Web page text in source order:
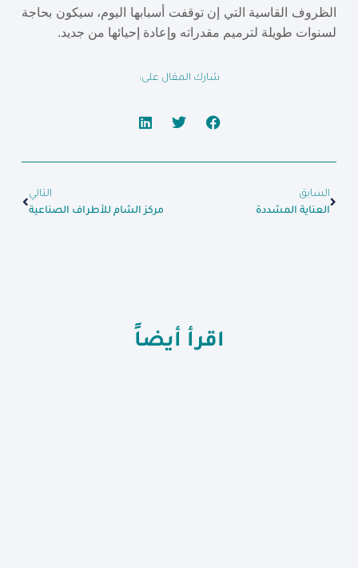
الظروف القاسية التي إن توقفت أسبابها اليوم، سيكون بحاجة
لسنوات طويلة لترميم مقدراته وإعادة إحيائها من جديد.
شارك المقال على:
السابق
العناية المشددة
التالي
مركز الشام للأطراف الصناعية
اقرأ أيضاً